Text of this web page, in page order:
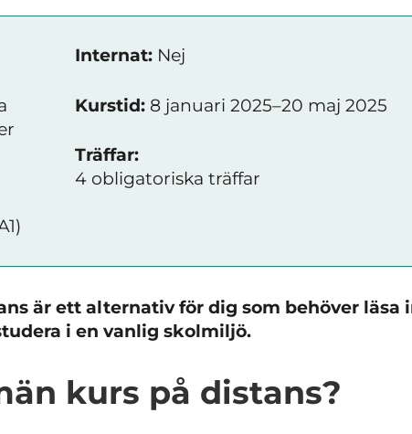
Internat: Nej
Kurstid: 8 januari 2025–20 maj 2025
Träffar:
4 obligatoriska träffar
är ett alternativ för dig som behöver läsa
i en vanlig skolmiljö.
kurs på distans?